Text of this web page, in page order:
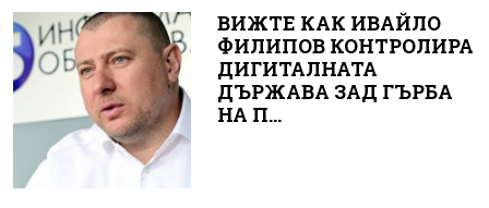
ВИЖТЕ КАК ИВАЙЛО
ФИЛИПОВ КОНТРОЛИРА
ДИГИТАЛНАТА
ДЪРЖАВА ЗАД ГЪРБА
НА П...